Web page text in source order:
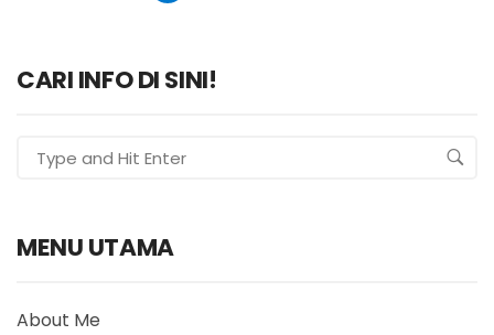
CARI INFO DI SINI!
MENU UTAMA
About Me